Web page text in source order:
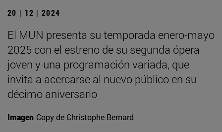
20 | 12 | 2024
El MUN presenta su temporada enero-mayo
2025 con el estreno de su segunda ópera
joven y una programación variada, que
invita a acercarse al nuevo público en su
décimo aniversario
Imagen Copy de Christophe Bernard